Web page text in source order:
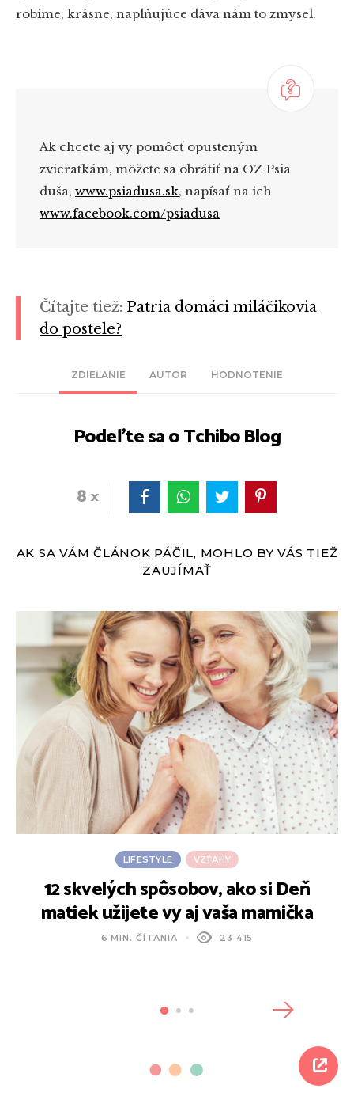
ZDIEĽANIE AUTOR HODNOTENIE
Podeľte sa o Tchibo Blog
8
robíme, krásne, naplňujúce dáva nám to zmysel.
Ak chcete aj vy pomôcť opusteným
zvieratkám, môžete sa obrátiť na OZ Psia
duša, www.psiadusa.sk, napísať na ich
www.facebook.com/psiadusa
Čítajte tiež: Patria domáci miláčikovia
do postele?
AK SA VÁM ČLÁNOK PÁČIL, MOHLO BY VÁS TIEŽ
ZAUJÍMAŤ
LIFESTYLE VZŤAHY
12 skvelých spôsobov, ako si Deň
matiek užijete vy aj vaša mamička
6 MIN. ČÍTANIA 23 415